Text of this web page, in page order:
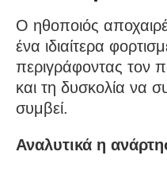
Ο ηθοποιός
ένα ιδιαίτερα
περιγράφοντας τον
και τη δυσκολία να
συμβεί.
Αναλυτικά η